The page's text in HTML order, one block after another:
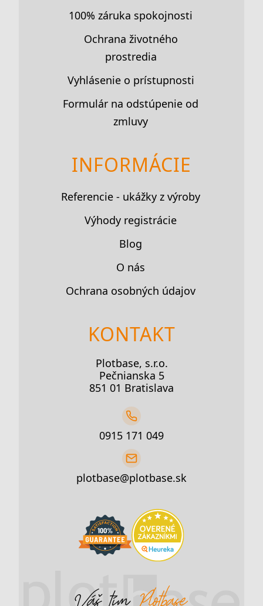
100% záruka spokojnosti
Ochrana životného
prostredia
Vyhlásenie o prístupnosti
Formulár na odstúpenie od
zmluvy
INFORMÁCIE
Referencie - ukážky z výroby
Výhody registrácie
Blog
O nás
Ochrana osobných údajov
KONTAKT
Plotbase, s.r.o.
Pečnianska 5
851 01 Bratislava
0915 171 049
plotbase@plotbase.sk